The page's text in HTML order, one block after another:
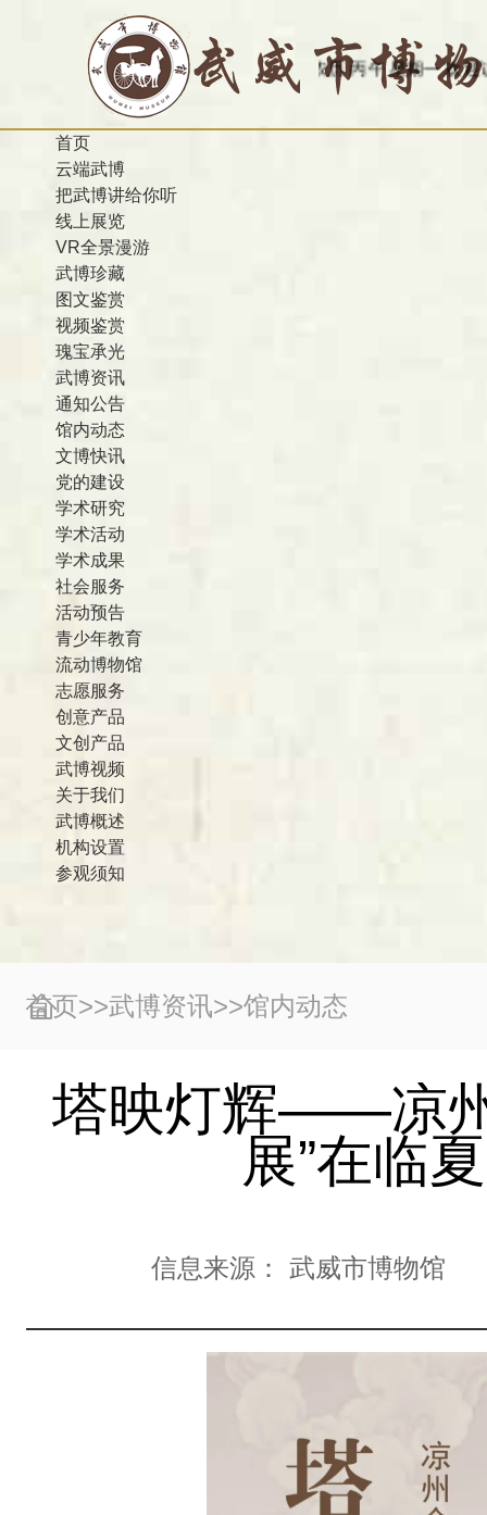
今天是：2026-08-10 农历 丙午 星期一欢迎访问甘肃省武
首页
云端武博
把武博讲给你听
线上展览
VR全景漫游
武博珍藏
图文鉴赏
视频鉴赏
瑰宝承光
武博资讯
通知公告
馆内动态
文博快讯
党的建设
学术研究
学术活动
学术成果
社会服务
活动预告
青少年教育
流动博物馆
志愿服务
创意产品
文创产品
武博视频
关于我们
武博概述
机构设置
参观须知
首页>>武博资讯>>馆内动态
塔映灯辉——凉
展”在临
信息来源：武威市博物馆